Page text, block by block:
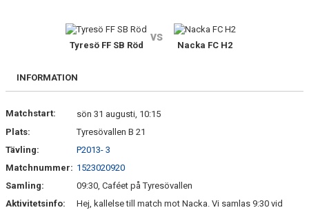
DOKUMENT
Tyresö FF SB Röd
vs
Nacka FC H2
INFORMATION
Matchstart:
sön 31 augusti, 10:15
Plats:
Tyresövallen B 21
Tävling:
P2013- 3
Matchnummer: 1523020920
Samling:
09:30, Caféet på Tyresövallen
Aktivitetsinfo:
Hej, kallelse till match mot Nacka. Vi samlas 9:30 vid